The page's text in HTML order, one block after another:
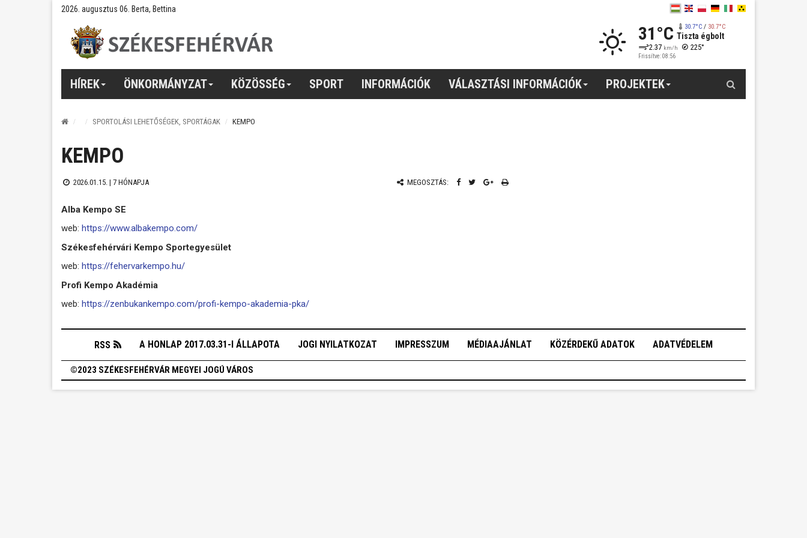
2026. augusztus 06. Berta, Bettina
31°C 30.7°C/ 30.7°C
Tiszta égbolt
2.37 km/h 225°
Frissítve: 08:56
HÍREK ÖNKORMÁNYZAT KÖZÖSSÉG SPORT INFORMÁCIÓK VÁLASZTÁSI INFORMÁCIÓK PROJEKTEK
SPORTOLÁSI LEHETŐSÉGEK, SPORTÁGAK KEMPO
KEMPO
2026.01.15. | 7 HÓNAPJA MEGOSZTÁS:
Alba Kempo SE
web: https://www.albakempo.com/
Székesfehérvári Kempo Sportegyesület
web: https://fehervarkempo.hu/
Profi Kempo Akadémia
web: https://zenbukankempo.com/profi-kempo-akademia-pka/
RSS A HONLAP 2017.03.31-I ÁLLAPOTA JOGI NYILATKOZAT IMPRESSZUM MÉDIAAJÁNLAT KÖZÉRDEKŰ ADATOK ADATVÉDELEM
©2023 SZÉKESFEHÉRVÁR MEGYEI JOGÚ VÁROS